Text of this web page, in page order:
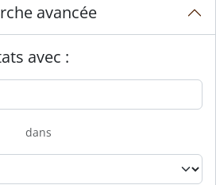
avancée
avec :
dans